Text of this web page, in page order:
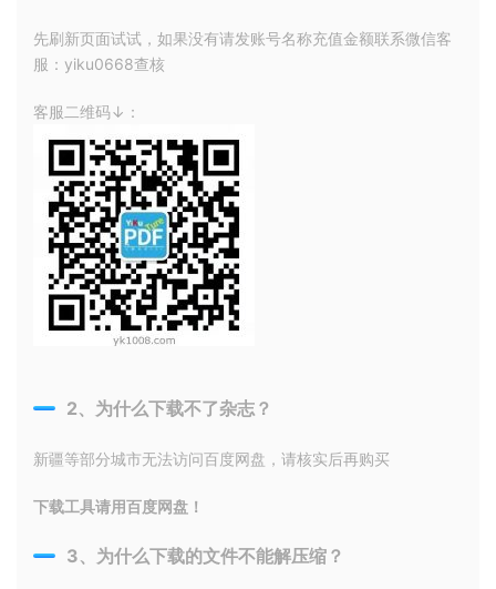
先刷新页面试试，如果没有请发账号名称充值金额联系微信客
服：yiku0668查核
客服二维码↓：
2、为什么下载不了杂志？
新疆等部分城市无法访问百度网盘，请核实后再购买
下载工具请用百度网盘！
3、为什么下载的文件不能解压缩？